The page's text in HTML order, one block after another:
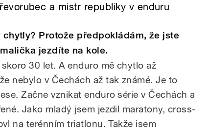
a mistr republiky v enduru
Protože předpokládám, že jste
jezdíte na kole.
30 let. A enduro mě chytlo až
nebylo v Čechách až tak známé. Je to
Začne vznikat enduro série v Čechách a
Jako mladý jsem jezdil maratony, cross-
na terénním triatlonu. Takže jsem